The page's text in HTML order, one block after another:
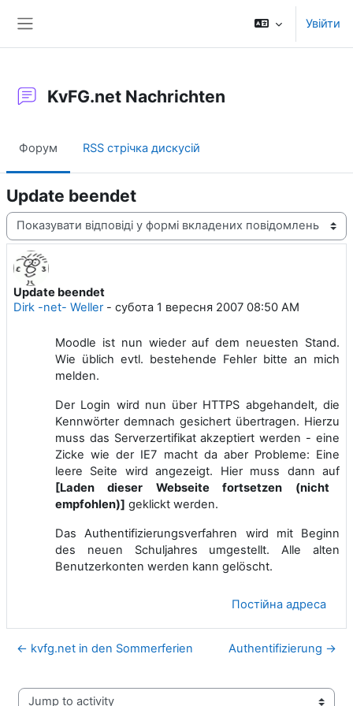
Увійти
KvFG.net Nachrichten
Форум RSS стрічка дискусій
Update beendet
Тип показу
Update beendet
Dirk -net- Weller- субота 1 вересня 2007 08:50 AM
Кількість відповідей: 0
Moodle ist nun wieder auf dem neuesten Stand.
Wie üblich evtl. bestehende Fehler bitte an mich
melden.
Der Login wird nun über HTTPS abgehandelt, die
Kennwörter demnach gesichert übertragen. Hierzu
muss das Serverzertifikat akzeptiert werden - eine
Zicke wie der IE7 macht da aber Probleme: Eine
leere Seite wird angezeigt. Hier muss dann auf
[Laden dieser Webseite fortsetzen (nicht
empfohlen)] geklickt werden.
Das Authentifizierungsverfahren wird mit Beginn
des neuen Schuljahres umgestellt. Alle alten
Benutzerkonten werden kann gelöscht.
Постійна адреса
← kvfg.net in den Sommerferien Authentifizierung →